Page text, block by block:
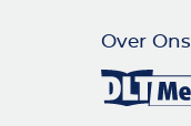
Over Ons